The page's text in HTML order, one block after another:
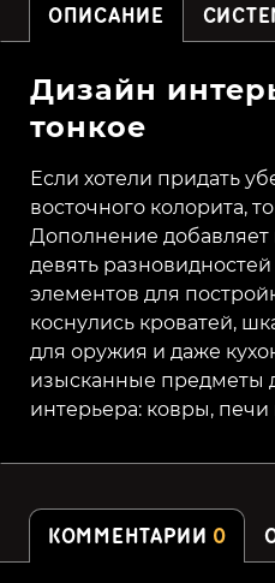
ОПИСАНИЕ
Дизайн
тонкое
Если хотели придать
восточного колорита,
Дополнение
девять
элементов для
коснулись кроватей,
для оружия и даже
изысканные предметы
интерьера: ковры, печи
КОММЕНТАРИИ 0